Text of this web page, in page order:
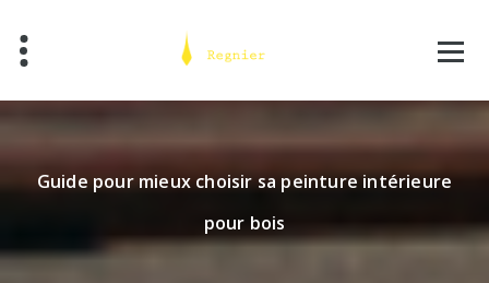
content
Guide pour mieux choisir sa peinture intérieure
pour bois